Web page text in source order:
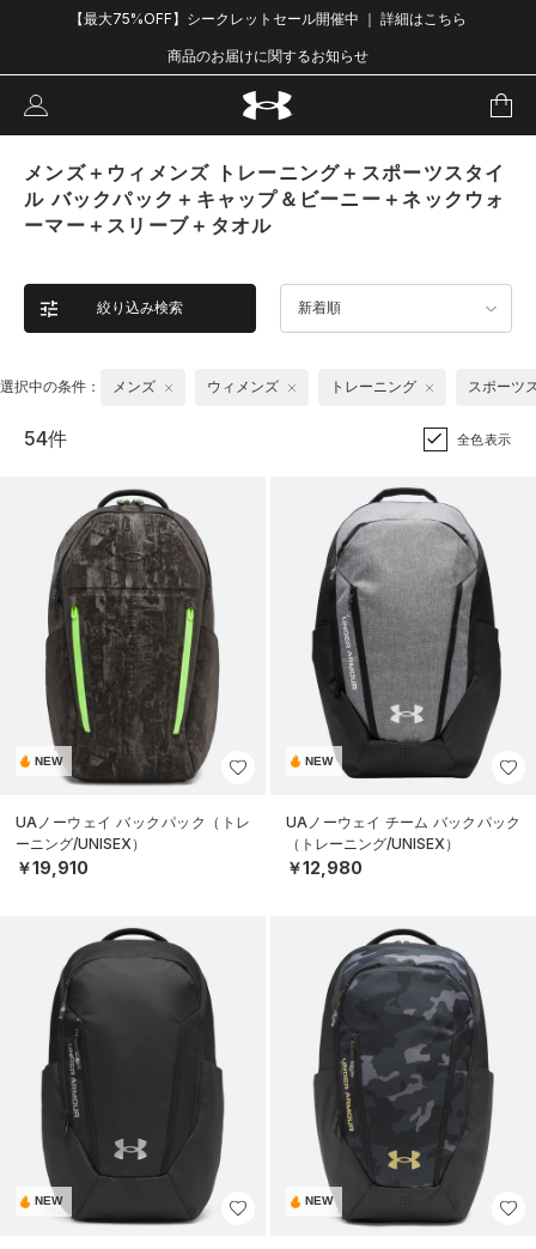
【最大75%OFF】シークレットセール開催中 ｜ 詳細はこちら
商品のお届けに関するお知らせ
メンズ＋ウィメンズ トレーニング＋スポーツスタイ
ル バックパック＋キャップ＆ビーニー＋ネックウォ
ーマー＋スリーブ＋タオル
絞り込み検索 新着順
選択中の条件： メンズ ウィメンズ トレーニング スポーツ
54件 全色表示
NEW
UAノーウェイ バックパック（トレ
ーニング/UNISEX）
￥19,910
NEW
UAノーウェイ チーム バックパック
（トレーニング/UNISEX）
￥12,980
NEW NEW